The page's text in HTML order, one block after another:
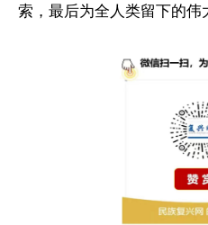
索，最后为全人类留下的伟